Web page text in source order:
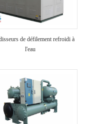
de défilement refroidi à
l'eau